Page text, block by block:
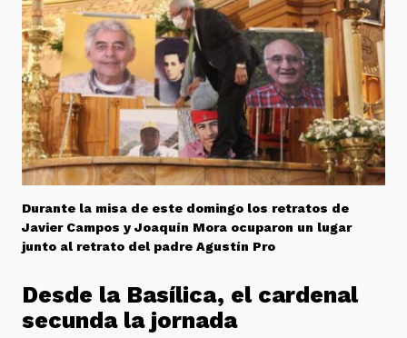
Durante la misa de este domingo los retratos de
Javier Campos y Joaquín Mora ocuparon un lugar
junto al retrato del padre Agustín Pro
Desde la Basílica, el cardenal
secunda la jornada